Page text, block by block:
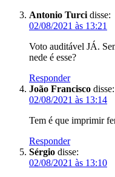
Antonio Turci disse:
02/08/2021 às 13:21
Voto auditável JÁ.
nede é esse?
Responder
João Francisco disse:
02/08/2021 às 13:14
Tem é que imprimir
Responder
Sérgio disse:
02/08/2021 às 13:10